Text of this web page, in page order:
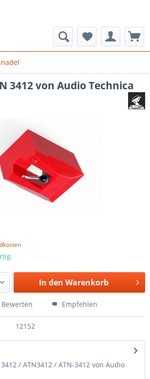
3412 von Audio Technica
In den Warenkorb
Bewerten Empfehlen
12152
/ ATN3412 / ATN-3412 von Audio